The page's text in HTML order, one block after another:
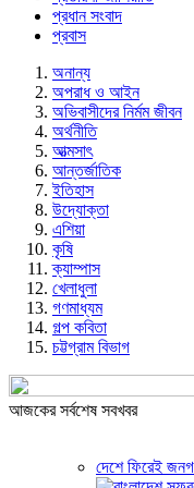
প্রধান সংবাদ
প্রবাস
অনান্য
অপরাধ ও আইন
অভিবাসীদের নির্মম জীবন
অর্থনীতি
আত্মসাৎ
আন্তর্জাতিক
ইতিহাস
উদ্যোক্তা
এশিয়া
কৃষি
ক্যাম্পাস
খেলাধুলা
গণমাধ্যম
গল্প ক‌বিতা
চট্টগ্রাম বিভাগ
আজকের সর্বশেষ সবখবর
দেশে ফিরেই